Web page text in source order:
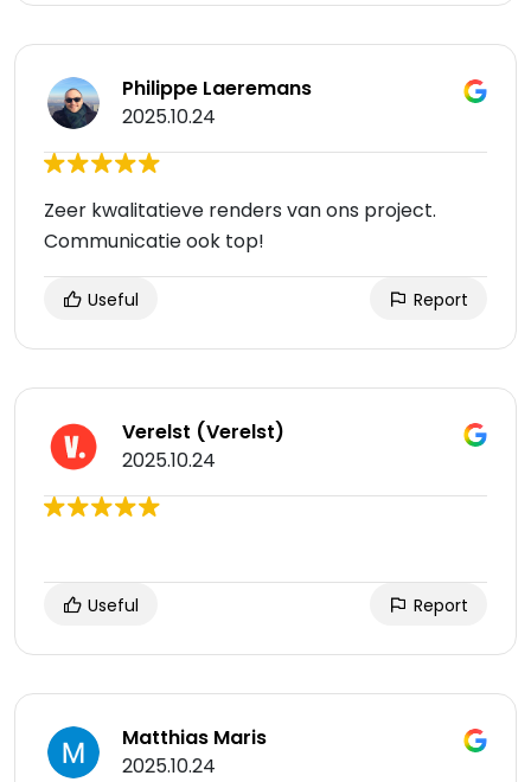
Philippe Laeremans
2025.10.24
Zeer kwalitatieve renders van ons project.
Communicatie ook top!
Useful Report
Verelst (Verelst)
2025.10.24
Useful Report
Matthias Maris
2025.10.24